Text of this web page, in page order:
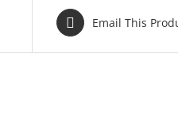
Email This